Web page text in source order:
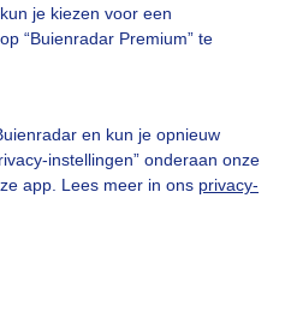
je kiezen voor een
“Buienradar Premium” te
en kun je opnieuw
instellingen” onderaan onze
app. Lees meer in ons privacy-